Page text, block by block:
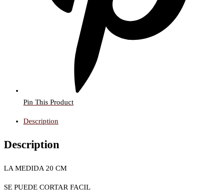
Pin This Product
Description
Description
LA MEDIDA 20 CM
SE PUEDE CORTAR FACIL